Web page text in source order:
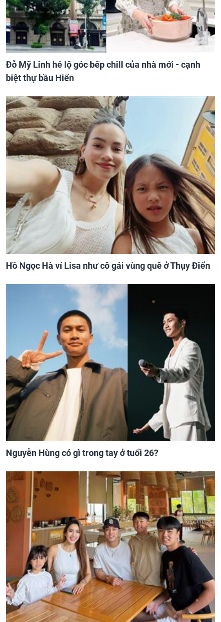
Đỗ Mỹ Linh hé lộ góc bếp chill của nhà mới - cạnh
biệt thự bầu Hiển
Hồ Ngọc Hà ví Lisa như cô gái vùng quê ở Thụy Điển
Nguyễn Hùng có gì trong tay ở tuổi 26?